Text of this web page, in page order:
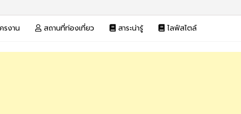
รงาน สถานที่ท่องเที่ยว สาระน่ารู้ ไลฟ์สไตล์